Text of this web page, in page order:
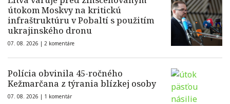
útokom Moskvy na kritickú
infraštruktúru v Pobaltí s použitím
ukrajinského dronu
07. 08. 2026 | 2 komentáre
Polícia obvinila 45-ročného
Kežmarčana z týrania blízkej osoby
07. 08. 2026 | 1 komentár